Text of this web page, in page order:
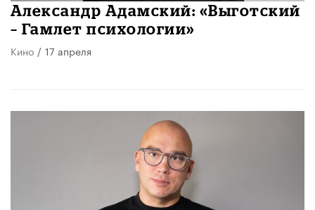
​Александр Адамский: «Выготский
– Гамлет психологии»
Кино / 17 апреля